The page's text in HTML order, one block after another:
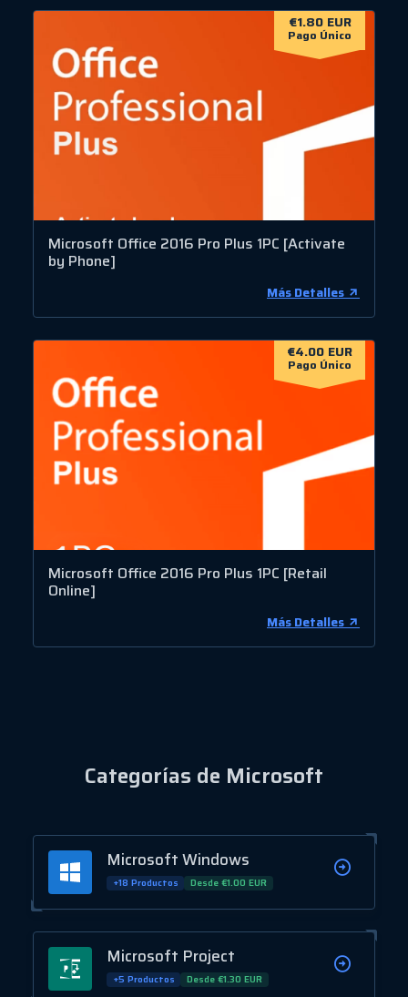
€1.80 EUR
Pago Único
Microsoft Office 2016 Pro Plus 1PC [Activate
by Phone]
Más Detalles
€4.00 EUR
Pago Único
Microsoft Office 2016 Pro Plus 1PC [Retail
Online]
Más Detalles
Categorías de Microsoft
Microsoft Windows
+18 Productos Desde €1.00 EUR
Microsoft Project
+5 Productos Desde €1.30 EUR